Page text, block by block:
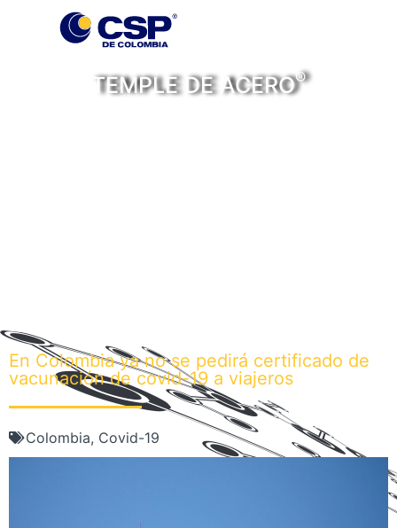
TEMPLE DE ACERO®
En Colombia ya no se pedirá certificado de
vacunación de covid-19 a viajeros
Colombia, Covid-19